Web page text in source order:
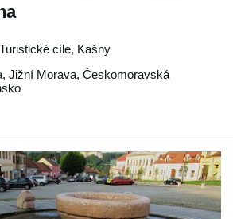
cíle, Kašny
, Jižní Morava, Českomoravská